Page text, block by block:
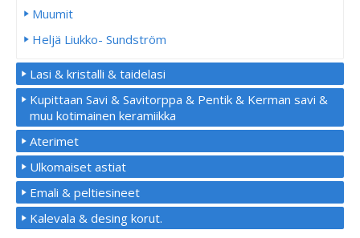
Muumit
Heljä Liukko- Sundström
Lasi & kristalli & taidelasi
Kupittaan Savi & Savitorppa & Pentik & Kerman savi &
muu kotimainen keramiikka
Aterimet
Ulkomaiset astiat
Emali & peltiesineet
Kalevala & desing korut.